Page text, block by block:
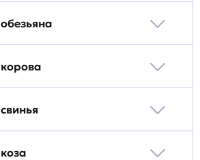
обезьяна
корова
свинья
коза